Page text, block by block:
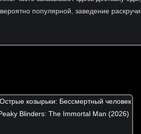
популярной, заведение